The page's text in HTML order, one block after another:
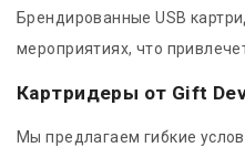
Брендированные USB
мероприятиях, что
Картридеры от Gift
Мы предлагаем гибкие